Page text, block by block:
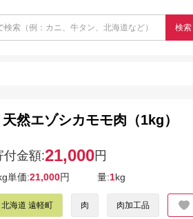
検索
天然エゾシカモモ肉（1kg）
付金額:21,000円
単価:21,000円 量:1kg
北海道 遠軽町 肉 肉加工品